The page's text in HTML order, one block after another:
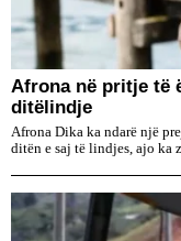
Afrona në pritje të
ditëlindje
Afrona Dika ka ndarë një
ditën e saj të lindjes, ajo ka